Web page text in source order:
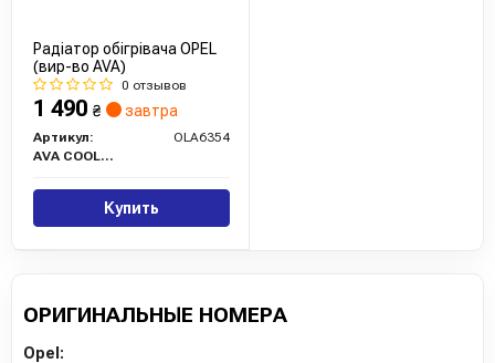
Радіатор обігрівача OPEL
(вир-во AVA)
0 отзывов
1 490 ₴ завтра
Артикул:
OLA6354
AVA COOLING
Купить
ОРИГИНАЛЬНЫЕ НОМЕРА
Opel: